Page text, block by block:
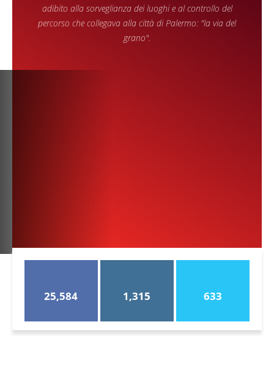
adibito alla sorveglianza dei luoghi e al controllo del
percorso che collegava alla città di Palermo: "la via del
grano".
25,584 1,315 633